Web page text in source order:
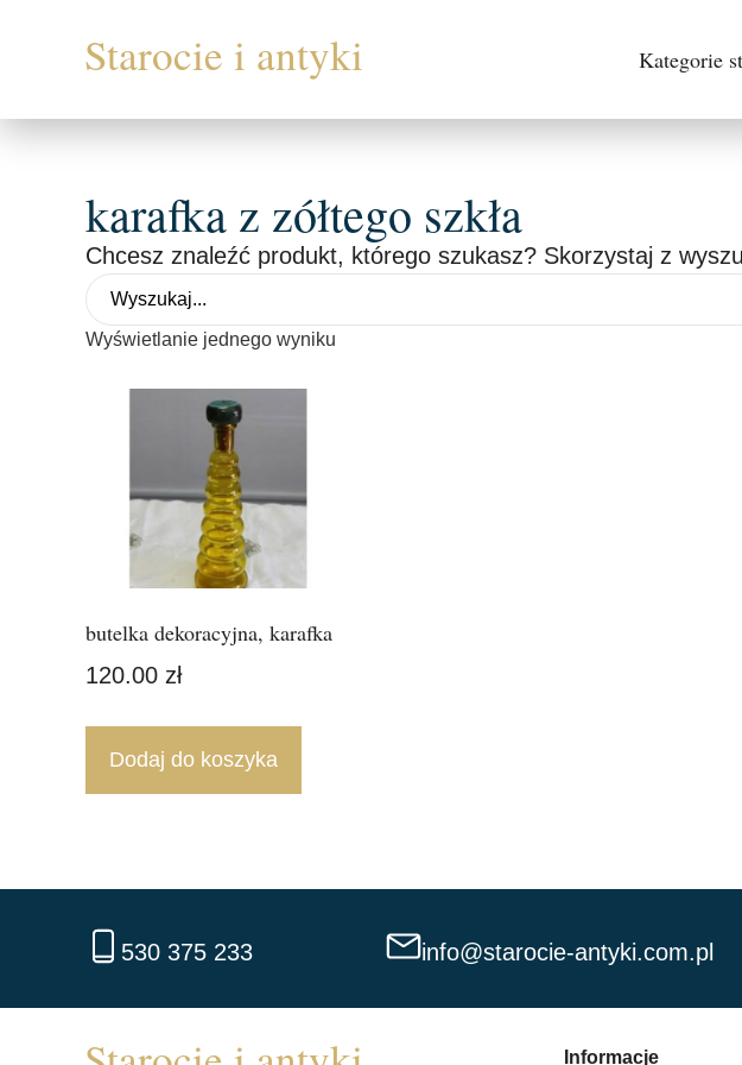
Kategorie
karafka z zółtego szkła
Chcesz znaleźć produkt, którego szukasz? Skorzystaj z
Wyświetlanie jednego wyniku
butelka dekoracyjna, karafka
120.00 zł
Dodaj do koszyka
530 375 233 info@starocie-antyki.com.pl
Informacje